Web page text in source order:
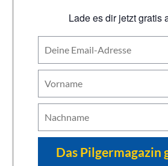
Lade es dir jetzt gratis